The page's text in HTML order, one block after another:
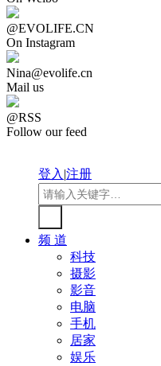
@EVOLIFE.CN
On Instagram
Nina@evolife.cn
Mail us
@RSS
Follow our feed
登入|注册
频 道
科技
摄影
影音
电脑
手机
居家
娱乐